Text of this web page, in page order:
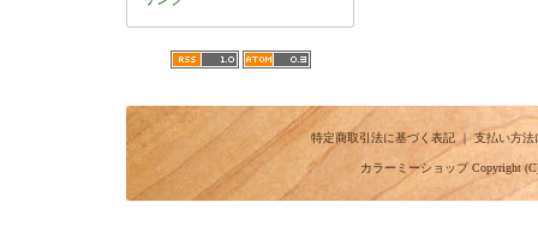
特定商取引法に基づく表記｜支払い方法
カラーミーショップCopyright